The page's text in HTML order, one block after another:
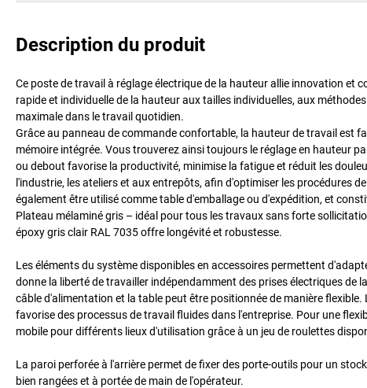
Description du produit
Ce poste de travail à réglage électrique de la hauteur allie innovation
rapide et individuelle de la hauteur aux tailles individuelles, aux
maximale dans le travail quotidien.
Grâce au panneau de commande confortable, la hauteur de travail est
mémoire intégrée. Vous trouverez ainsi toujours le réglage en hauteur
ou debout favorise la productivité, minimise la fatigue et réduit les
l'industrie, les ateliers et aux entrepôts, afin d'optimiser les procédures
également être utilisé comme table d'emballage ou d'expédition, et
Plateau mélaminé gris – idéal pour tous les travaux sans forte
époxy gris clair RAL 7035 offre longévité et robustesse.
Les éléments du système disponibles en accessoires permettent
donne la liberté de travailler indépendamment des prises électriques de
câble d'alimentation et la table peut être positionnée de manière
favorise des processus de travail fluides dans l'entreprise. Pour une
mobile pour différents lieux d'utilisation grâce à un jeu de roulettes
La paroi perforée à l'arrière permet de fixer des porte-outils pour un
bien rangées et à portée de main de l'opérateur.